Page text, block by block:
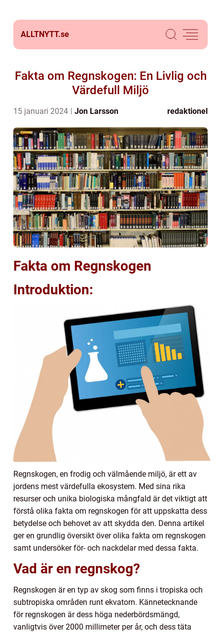
ALLTNYTT.se
Fakta om Regnskogen: En Livlig och
Värdefull Miljö
15 januari 2024 Jon Larsson redaktionel
Fakta om Regnskogen
Introduktion:
Regnskogen, en frodig och välmående miljö, är ett av
jordens mest värdefulla ekosystem. Med sina rika
resurser och unika biologiska mångfald är det viktigt att
förstå olika fakta om regnskogen för att uppskatta dess
betydelse och behovet av att skydda den. Denna artikel
ger en grundlig översikt över olika fakta om regnskogen
samt undersöker för- och nackdelar med dessa fakta.
Vad är en regnskog?
Regnskogen är en typ av skog som finns i tropiska och
subtropiska områden runt ekvatorn. Kännetecknande
för regnskogen är dess höga nederbördsmängd,
vanligtvis över 2000 millimeter per år, och dess täta